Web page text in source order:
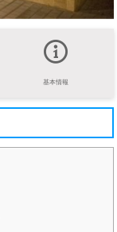
基本情報